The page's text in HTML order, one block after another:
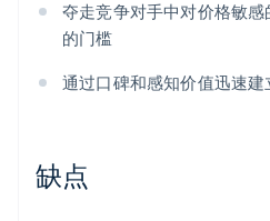
夺走竞争对手中对价格敏
的门槛
通过口碑和感知价值迅速
缺点